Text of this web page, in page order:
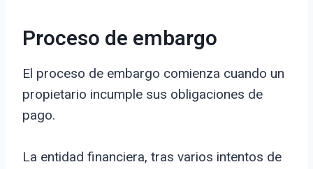
Proceso de embargo
El proceso de embargo comienza cuando un
propietario incumple sus obligaciones de
pago.
La entidad financiera, tras varios intentos de